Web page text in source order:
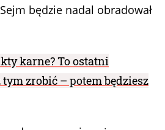
będzie nadal obradował
karne? To ostatni
zrobić – potem będziesz